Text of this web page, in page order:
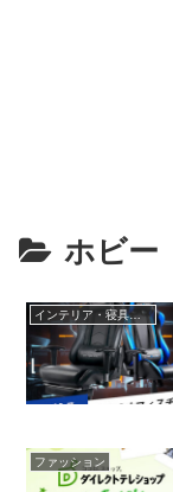
ホビー
インテリア・寝具・収納
ファッション